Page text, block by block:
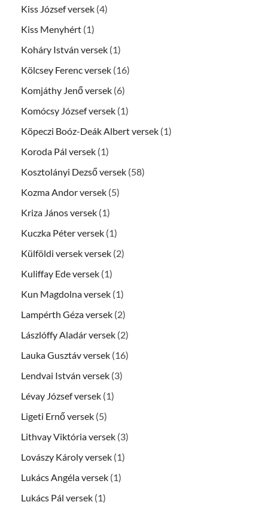
Kiss József versek (4)
Kiss Menyhért (1)
Koháry István versek (1)
Kölcsey Ferenc versek (16)
Komjáthy Jenő versek (6)
Komócsy József versek (1)
Köpeczi Boóz-Deák Albert versek (1)
Koroda Pál versek (1)
Kosztolányi Dezső versek (58)
Kozma Andor versek (5)
Kriza János versek (1)
Kuczka Péter versek (1)
Külföldi versek versek (2)
Kuliffay Ede versek (1)
Kun Magdolna versek (1)
Lampérth Géza versek (2)
Lászlóffy Aladár versek (2)
Lauka Gusztáv versek (16)
Lendvai István versek (3)
Lévay József versek (1)
Ligeti Ernő versek (5)
Lithvay Viktória versek (3)
Lovászy Károly versek (1)
Lukács Angéla versek (1)
Lukács Pál versek (1)